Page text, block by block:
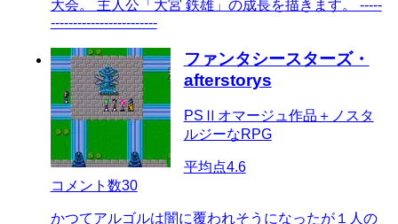
大会。 主人公「大宮 鉄雄」の成長を描きます。 -----
------------------------
ファンタシースターズ・
afterstorys
PSⅡオマージュ作品＋ノスタ
ルジーなRPG
平均点4.6
コメント数30
かつてアルゴルは闇に覆われそうになったが１人の